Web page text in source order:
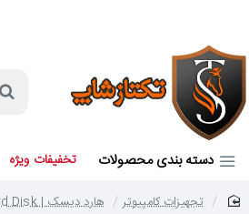
دسته بندی محصولات تخفیفات ویژه
تجهیزات کامپیوتر هارد دیسک | Hard Disk